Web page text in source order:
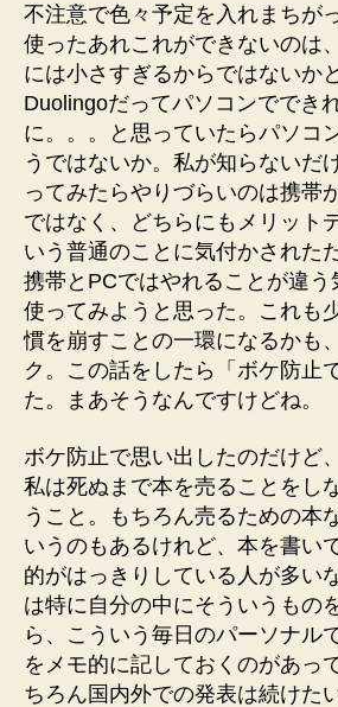
不注意で色々予定を入れまちが
使ったあれこれができないのは
には小さすぎるからではないか
Duolingoだってパソコンででき
に。。。と思っていたらパソコ
うではないか。私が知らないだ
ってみたらやりづらいのは携帯
ではなく、どちらにもメリット
いう普通のことに気付かされた
携帯とPCではやれることが違
使ってみようと思った。これも
慣を崩すことの一環になるかも
ク。この話をしたら「ボケ防止
た。まあそうなんですけどね。
ボケ防止で思い出したのだけど
私は死ぬまで本を売ることをし
うこと。もちろん売るための本
いうのもあるけれど、本を書い
的がはっきりしている人が多い
は特に自分の中にそういうもの
ら、こういう毎日のパーソナル
をメモ的に記しておくのがあっ
ちろん国内外での発表は続けた